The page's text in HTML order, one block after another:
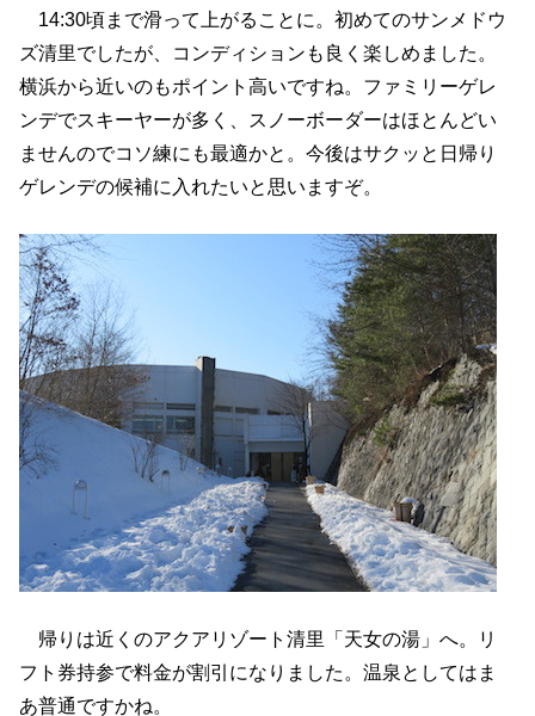
14:30頃まで滑って上がることに。初めてのサンメドウ
ズ清里でしたが、コンディションも良く楽しめました。
横浜から近いのもポイント高いですね。ファミリーゲレ
ンデでスキーヤーが多く、スノーボーダーはほとんどい
ませんのでコソ練にも最適かと。今後はサクッと日帰り
ゲレンデの候補に入れたいと思いますぞ。
帰りは近くのアクアリゾート清里「天女の湯」へ。リ
フト券持参で料金が割引になりました。温泉としてはま
あ普通ですかね。